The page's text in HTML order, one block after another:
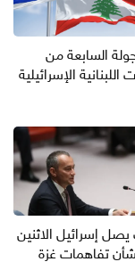
السابعة من
الإسرائيلية
إسرائيل الاثنين
تفاهمات غزة